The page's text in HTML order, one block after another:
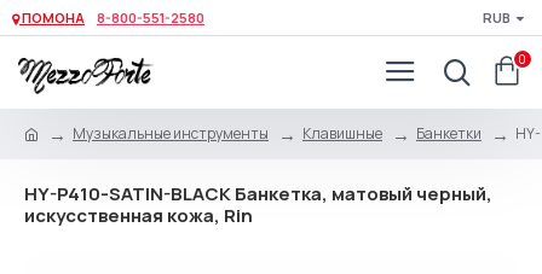
ПОМОНА 8-800-551-2580 RUB
0
Музыкальные инструменты Клавишные Банкетки
HY-P410-SATIN-BLACK Банкетка, матовый черный,
искусственная кожа, Rin